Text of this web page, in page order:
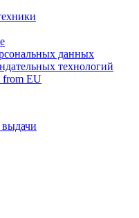
данных
технологий
from EU
выдачи